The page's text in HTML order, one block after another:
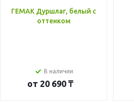
ГЕМАК Дуршлаг, белый с
оттенком
В наличии
от 20 690 ₸